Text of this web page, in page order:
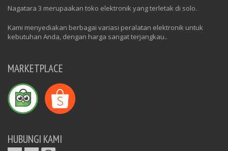
Nagatara 3 merupaakan toko elektronik yang terletak di solo.
Kami menyediakan berbagai variasi peralatan elektronik untuk
kebutuhan Anda, dengan harga sangat terjangkau..
MARKETPLACE
HUBUNGI KAMI